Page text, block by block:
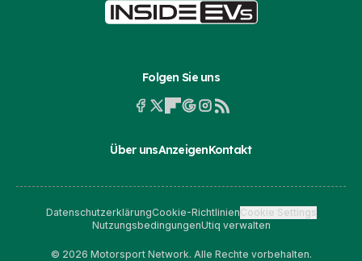
Folgen Sie uns
Über unsAnzeigenKontakt
DatenschutzerklärungCookie-RichtlinienCookie Settings
NutzungsbedingungenUtiq verwalten
© 2026 Motorsport Network. Alle Rechte vorbehalten.